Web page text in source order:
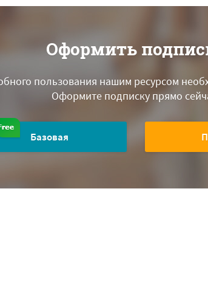
Оформить
пользования нашим ресурсом
Оформите подписку прямо
Базовая